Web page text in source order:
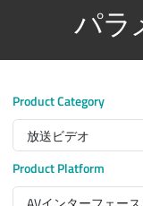
パラ
Product Category
Product Platform